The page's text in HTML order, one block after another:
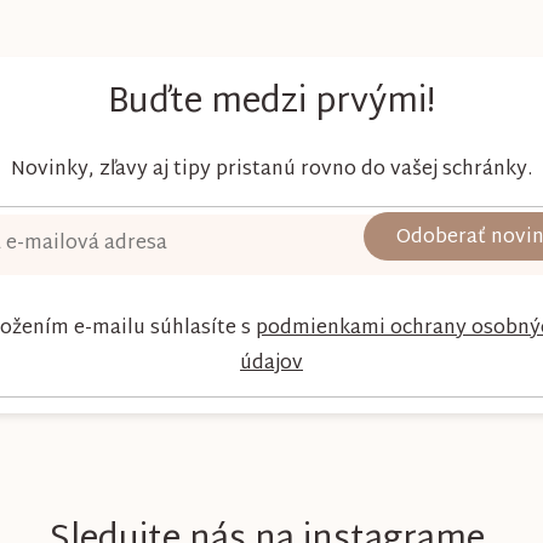
Buďte medzi prvými!
Novinky, zľavy aj tipy pristanú rovno do vašej schránky.
e-mailu súhlasíte s podmienkami ochrany
údajov
Odoberať